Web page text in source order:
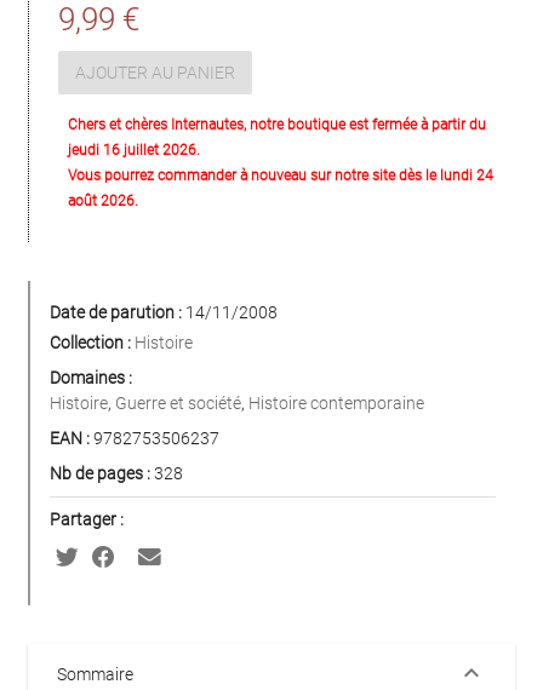
9,99 €
AJOUTER AU PANIER
Chers et chères Internautes, notre boutique est fermée à partir du
jeudi 16 juillet 2026.
Vous pourrez commander à nouveau sur notre site dès le lundi 24
août 2026.
Date de parution : 14/11/2008
Collection : Histoire
Domaines :
Histoire, Guerre et société, Histoire contemporaine
EAN :9782753506237
Nb de pages :328
Partager :
Sommaire keyboard_arrow_down